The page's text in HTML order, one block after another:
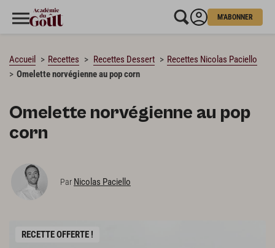
M'ABONNER
Accueil Recettes Recettes Dessert
Recettes Nicolas Paciello
Omelette norvégienne au pop corn
Omelette norvégienne au pop
corn
Par Nicolas Paciello
RECETTE OFFERTE !
CHARGEMENT…